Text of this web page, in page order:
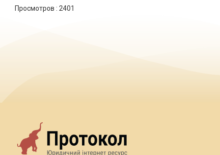
Просмотров : 2401